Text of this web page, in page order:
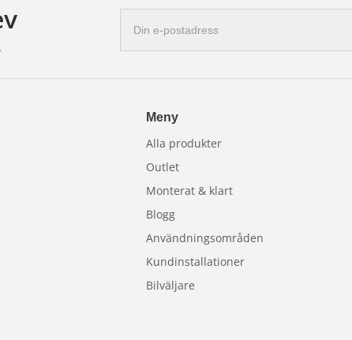
postadress
Meny
Alla produkter
Outlet
Monterat & klart
Blogg
Användningsområden
Kundinstallationer
Bilväljare